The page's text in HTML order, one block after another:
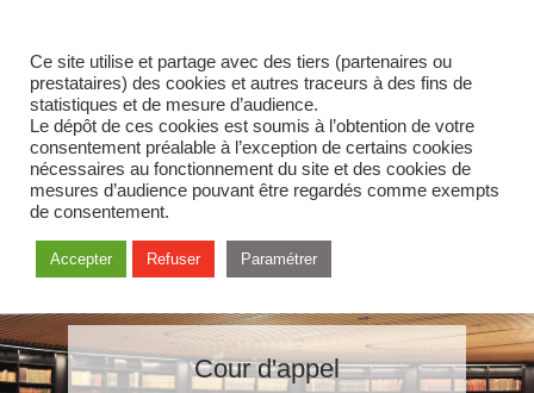
Cour d'appel
Ce site utilise et partage avec des tiers (partenaires ou
prestataires) des cookies et autres traceurs à des fins de
statistiques et de mesure d’audience.
Le dépôt de ces cookies est soumis à l’obtention de votre
consentement préalable à l’exception de certains cookies
nécessaires au fonctionnement du site et des cookies de
mesures d’audience pouvant être regardés comme exempts
de consentement.
Accepter Refuser Paramétrer